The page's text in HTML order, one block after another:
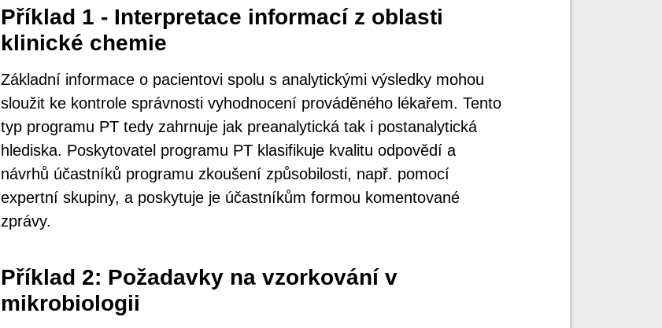
Příklad 1 - Interpretace informací z oblasti
klinické chemie
Základní informace o pacientovi spolu s analytickými výsledky mohou
sloužit ke kontrole správnosti vyhodnocení prováděného lékařem. Tento
typ programu PT tedy zahrnuje jak preanalytická tak i postanalytická
hlediska. Poskytovatel programu PT klasifikuje kvalitu odpovědí a
návrhů účastníků programu zkoušení způsobilosti, např. pomocí
expertní skupiny, a poskytuje je účastníkům formou komentované
zprávy.
Příklad 2: Požadavky na vzorkování v
mikrobiologii